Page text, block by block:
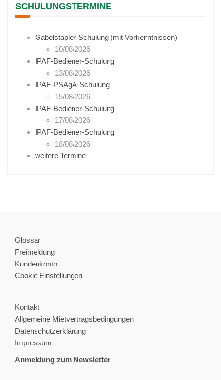
SCHULUNGSTERMINE
Gabelstapler-Schulung (mit Vorkenntnissen)
10/08/2026
IPAF-Bediener-Schulung
13/08/2026
IPAF-PSAgA-Schulung
15/08/2026
IPAF-Bediener-Schulung
17/08/2026
IPAF-Bediener-Schulung
18/08/2026
weitere Termine
Glossar
Freimeldung
Kundenkonto
Cookie Einstellungen
Kontakt
Allgemeine Mietvertragsbedingungen
Datenschutzerklärung
Impressum
Anmeldung zum Newsletter